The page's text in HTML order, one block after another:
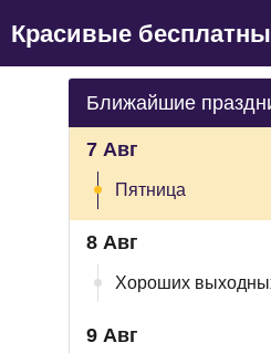
Красивые
Ближайшие
7 Авг
Пятница
8 Авг
Хороших
9 Авг